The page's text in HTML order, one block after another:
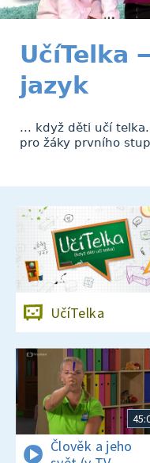
UčíTelka
jazyk
... když děti učí
pro žáky prvního
UčíTelka
Člověk a jeho